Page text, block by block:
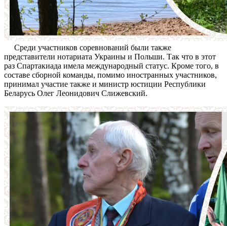
Среди участников соревнований были также
представители нотариата Украины и Польши. Так что в этот
раз Спартакиада имела международный статус. Кроме того, в
составе сборной команды, помимо иностранных участников,
принимал участие также и министр юстиции Республики
Беларусь Олег Леонидович Слижевский.